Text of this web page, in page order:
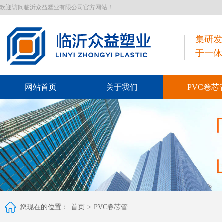
欢迎访问临沂众益塑业有限公司官方网站！
集研
于一
网站首页 关于我们 PVC卷芯
您现在的位置： 首页 > PVC卷芯管